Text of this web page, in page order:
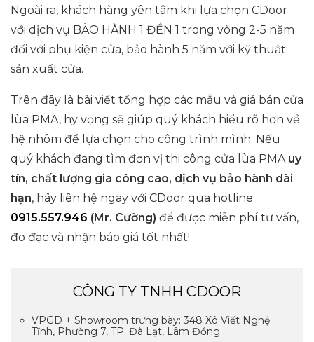
Ngoài ra, khách hàng yên tâm khi lựa chọn CDoor
với dịch vụ BẢO HÀNH 1 ĐỀN 1 trong vòng 2-5 năm
đối với phụ kiện cửa, bảo hành 5 năm với kỹ thuật
sản xuất cửa.
Trên đây là bài viết tổng hợp các mẫu và giá bán cửa
lùa PMA, hy vọng sẽ giúp quý khách hiểu rõ hơn về
hệ nhôm để lựa chọn cho công trình mình. Nếu
quý khách đang tìm đơn vị thi công cửa lùa PMA uy
tín, chất lượng gia công cao, dịch vụ bảo hành dài
hạn, hãy liên hệ ngay với CDoor qua hotline
0915.557.946 (Mr. Cường) để được miễn phí tư vấn,
đo đạc và nhận báo giá tốt nhất!
CÔNG TY TNHH CDOOR
VPGD + Showroom trưng bày: 348 Xô Viết Nghệ
Tĩnh, Phường 7, TP. Đà Lạt, Lâm Đồng